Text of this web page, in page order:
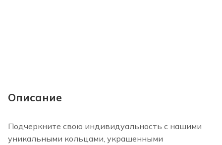
Описание
Подчеркните свою индивидуальность с нашими
уникальными кольцами, украшенными